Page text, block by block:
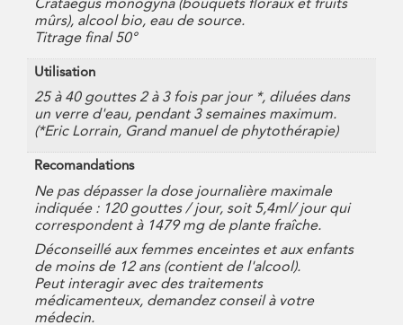
Crataegus monogyna (bouquets floraux et fruits
mûrs), alcool bio, eau de source.
Titrage final 50°
Utilisation
25 à 40 gouttes 2 à 3 fois par jour *, diluées dans
un verre d'eau, pendant 3 semaines maximum.
(*Eric Lorrain, Grand manuel de phytothérapie)
Recomandations
Ne pas dépasser la dose journalière maximale
indiquée : 120 gouttes / jour, soit 5,4ml/ jour qui
correspondent à 1479 mg de plante fraîche.
Déconseillé aux femmes enceintes et aux enfants
de moins de 12 ans (contient de l'alcool).
Peut interagir avec des traitements
médicamenteux, demandez conseil à votre
médecin.